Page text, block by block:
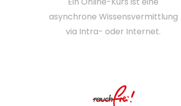
asynchrone Wissensvermittlung
via Intra- oder Internet.